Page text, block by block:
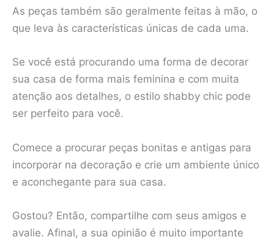
As peças também são geralmente feitas à mão, o
que leva às características únicas de cada uma.
Se você está procurando uma forma de decorar
sua casa de forma mais feminina e com muita
atenção aos detalhes, o estilo shabby chic pode
ser perfeito para você.
Comece a procurar peças bonitas e antigas para
incorporar na decoração e crie um ambiente único
e aconchegante para sua casa.
Gostou? Então, compartilhe com seus amigos e
avalie. Afinal, a sua opinião é muito importante